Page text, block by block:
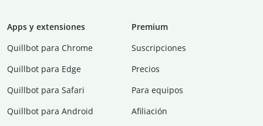
Apps y extensiones
Quillbot para Chrome
Quillbot para Edge
Quillbot para Safari
Quillbot para Android
Premium
Suscripciones
Precios
Para equipos
Afiliación